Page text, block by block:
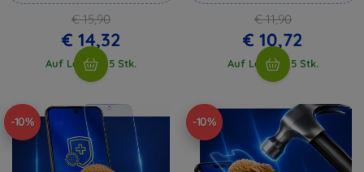
€ 15,90
€ 14,32
Auf Lager > 5 Stk.
€ 11,90
€ 10,72
Auf Lager > 5 Stk.
-10% -10%